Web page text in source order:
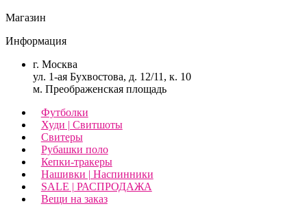
Магазин
Информация
г. Москва
ул. 1-ая Бухвостова, д. 12/11, к. 10
м. Преображенская площадь
Футболки
Худи | Свитшоты
Свитеры
Рубашки поло
Кепки-тракеры
Нашивки | Наспинники
SALE | РАСПРОДАЖА
Вещи на заказ